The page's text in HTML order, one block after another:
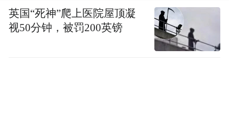
英国“死神”爬上医院屋顶凝
视50分钟，被罚200英镑